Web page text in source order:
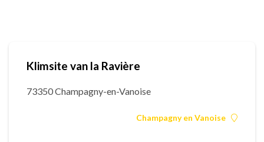
Klimsite van la Ravière
73350 Champagny-en-Vanoise
Champagny en Vanoise